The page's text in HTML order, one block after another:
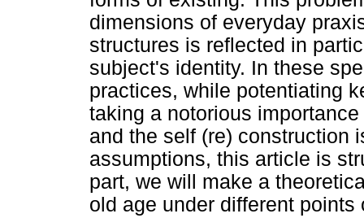
dimensions of everyday
structures is reflected in
subject's identity. In these
practices, while potentiating
taking a notorious
and the self (re) construction
assumptions, this article is
part, we will make a
old age under different